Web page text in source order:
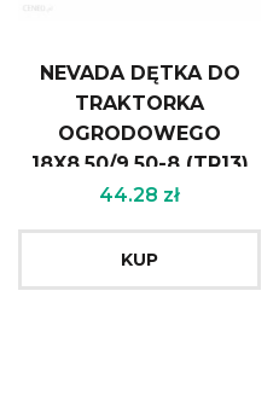
NEVADA DĘTKA DO
TRAKTORKA
OGRODOWEGO
18X8.50/9.50-8 (TR13)
44.28 zł
KUP